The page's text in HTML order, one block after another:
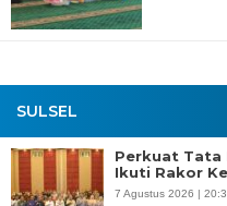
SULSEL
Perkuat Tata
Ikuti Rakor
7 Agustus 2026 |